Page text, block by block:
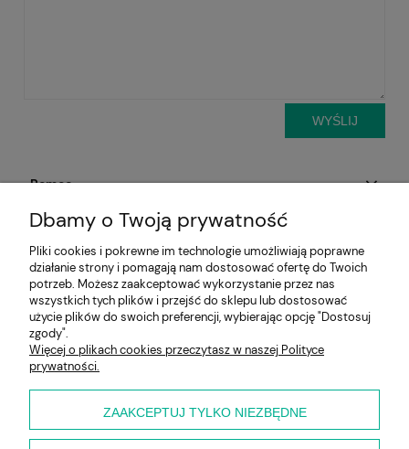
WYŚLIJ
Pomoc
Aktualności
Moje konto
Płatności i dostawa
Informacje
Dbamy o Twoją prywatność
Pliki cookies i pokrewne im technologie umożliwiają poprawne
działanie strony i pomagają nam dostosować ofertę do Twoich
potrzeb. Możesz zaakceptować wykorzystanie przez nas
wszystkich tych plików i przejść do sklepu lub dostosować
użycie plików do swoich preferencji, wybierając opcję "Dostosuj
zgody".
Więcej o plikach cookies przeczytasz w naszej Polityce
prywatności.
ZAAKCEPTUJ TYLKO NIEZBĘDNE